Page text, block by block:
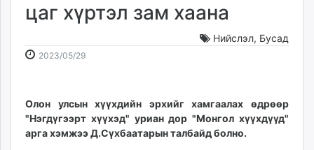
Gogo.mn
caak.mn
news.mn
zindaa.mn
ikon.mn
mnb.mn
цаг хүртэл зам хаана
Нийслэл, Бусад
2023/05/292023-
16:58:08
2026-
05:04:30
Олон улсын хүүхдийн эрхийг хамгаалах өдрөөр
"Нэгдүгээрт хүүхэд" уриан дор "Монгол хүүхдүүд"
арга хэмжээ Д.Сүхбаатарын талбайд болно.